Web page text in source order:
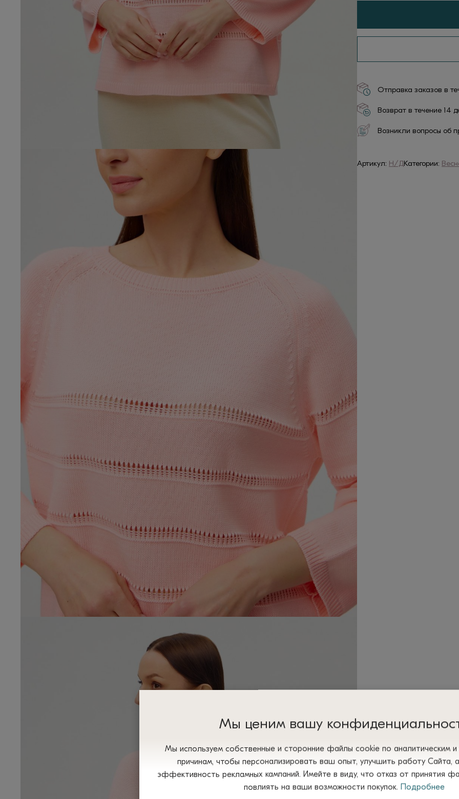
Отправка заказов в
Возврат в течение 14
Возникли вопросы об
Артикул: Н/ДКатегории:
Мы ценим вашу
Мы используем собственные и сторонние файлы сооkіе по аналитическим
причинам, чтобы персонализировать ваш опыт, улучшить работу Сайта,
эффективность рекламных кампаний. Имейте в виду, что отказ от принятия
повлиять на ваши возможности покупок. Подробнее